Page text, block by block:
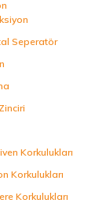
Seperatör
Korkulukları
Korkulukları
Korkulukları